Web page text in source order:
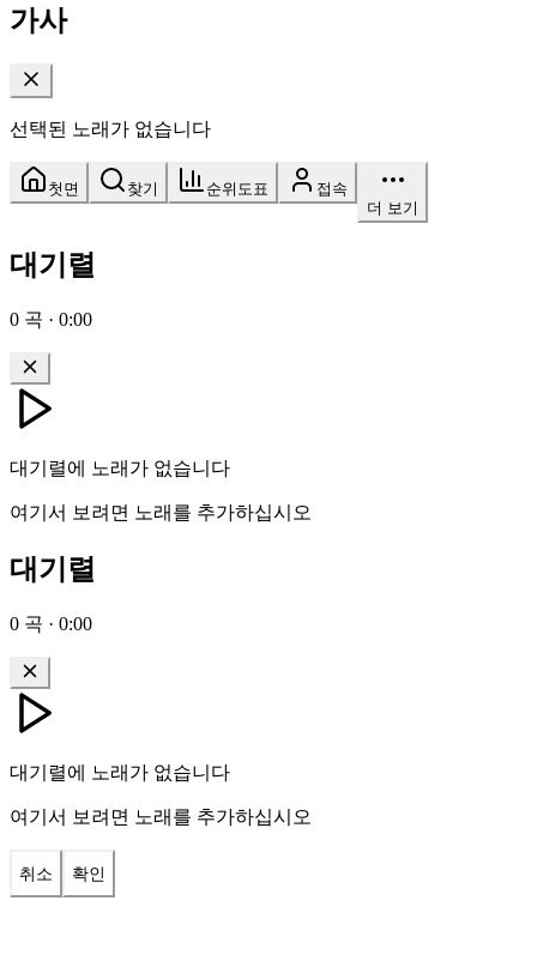
가사
선택된 노래가 없습니다
첫면 찾기 순위도표
접속
더 보기
대기렬
0 곡 · 0:00
대기렬에 노래가 없습니다
여기서 보려면 노래를 추가하십시오
대기렬
0 곡 · 0:00
대기렬에 노래가 없습니다
여기서 보려면 노래를 추가하십시오
취소 확인